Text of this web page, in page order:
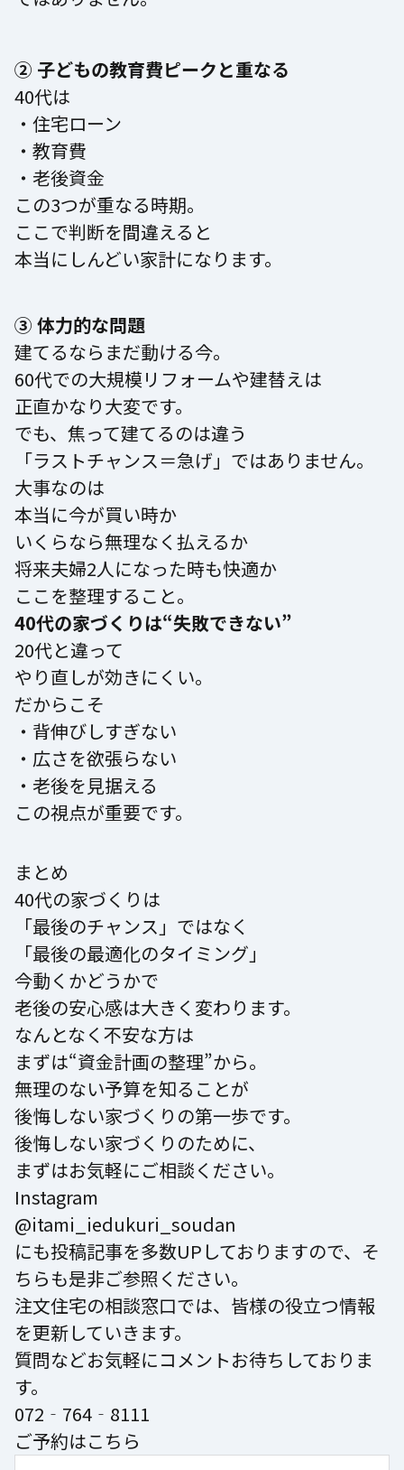
② 子どもの教育費ピークと重なる
40代は
・住宅ローン
・教育費
・老後資金
この3つが重なる時期。
ここで判断を間違えると
本当にしんどい家計になります。
③ 体力的な問題
建てるならまだ動ける今。
60代での大規模リフォームや建替えは
正直かなり大変です。
でも、焦って建てるのは違う
「ラストチャンス＝急げ」ではありません。
大事なのは
本当に今が買い時か
いくらなら無理なく払えるか
将来夫婦2人になった時も快適か
ここを整理すること。
40代の家づくりは“失敗できない”
20代と違って
やり直しが効きにくい。
だからこそ
・背伸びしすぎない
・広さを欲張らない
・老後を見据える
この視点が重要です。
まとめ
40代の家づくりは
「最後のチャンス」ではなく
「最後の最適化のタイミング」
今動くかどうかで
老後の安心感は大きく変わります。
なんとなく不安な方は
まずは“資金計画の整理”から。
無理のない予算を知ることが
後悔しない家づくりの第一歩です。
後悔しない家づくりのために、
まずはお気軽にご相談ください。
Instagram
@itami_iedukuri_soudan
にも投稿記事を多数UPしておりますので、そ
ちらも是非ご参照ください。
注文住宅の相談窓口では、皆様の役立つ情報
を更新していきます。
質問などお気軽にコメントお待ちしておりま
す。
072‐764‐8111
ご予約はこちら